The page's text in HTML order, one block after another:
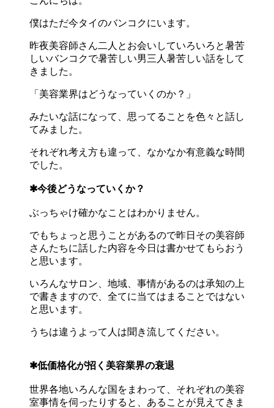
僕はただ今タイのバンコクにいます。
昨夜美容師さん二人とお会いしていろいろと暑苦
しいバンコクで暑苦しい男三人暑苦しい話をして
きました。
「美容業界はどうなっていくのか？」
みたいな話になって、思ってることを色々と話し
てみました。
それぞれ考え方も違って、なかなか有意義な時間
でした。
✱今後どうなっていくか？
ぶっちゃけ確かなことはわかりません。
でもちょっと思うことがあるので昨日その美容師
さんたちに話した内容を今日は書かせてもらおう
と思います。
いろんなサロン、地域、事情があるのは承知の上
で書きますので、全てに当てはまることではない
と思います。
うちは違うよって人は聞き流してください。
✱低価格化が招く美容業界の衰退
世界各地いろんな国をまわって、それぞれの美容
室事情を伺ったりすると、あることが見えてきま